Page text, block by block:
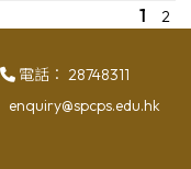
1 2
電話： 28748311
enquiry@spcps.edu.hk